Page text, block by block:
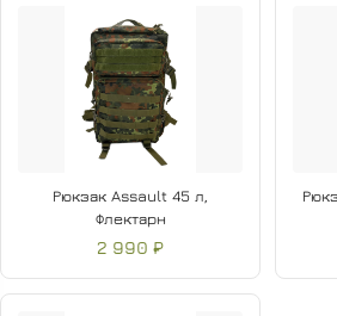
Рюкзак Assault 45 л,
Флектарн
2 990 ₽